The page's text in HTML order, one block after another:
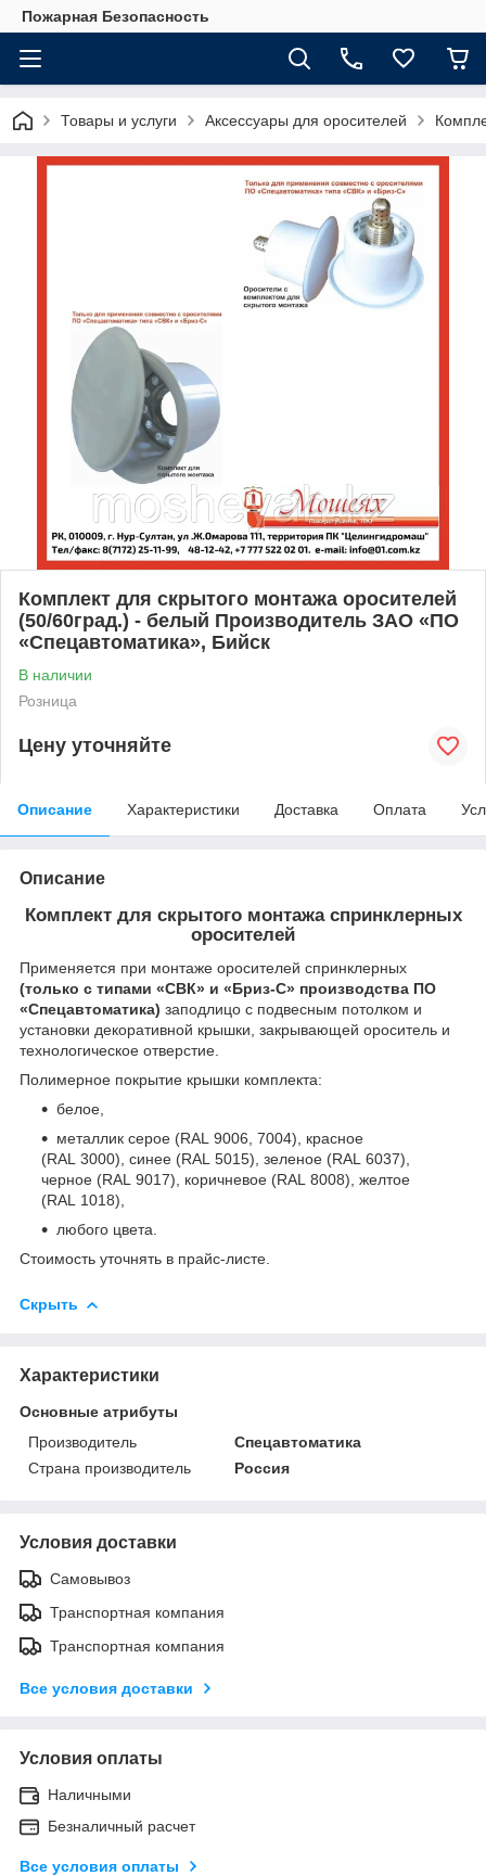
Пожарная Безопасность
Товары и услуги Аксессуары для оросителей
Комплект для скрытого монтажа оросителей
(50/60град.) - белый Производитель ЗАО «ПО
«Спецавтоматика», Бийск
В наличии
Розница
Цену уточняйте
Описание Характеристики Доставка Оплата
Описание
Комплект для скрытого монтажа спринклерных
оросителей
Применяется при монтаже оросителей спринклерных
(только с типами «СВК» и «Бриз-С» производства ПО
«Спецавтоматика) заподлицо с подвесным потолком и
установки декоративной крышки, закрывающей ороситель и
технологическое отверстие.
Полимерное покрытие крышки комплекта:
белое,
металлик серое (RAL 9006, 7004), красное
(RAL 3000), синее (RAL 5015), зеленое (RAL 6037),
черное (RAL 9017), коричневое (RAL 8008), желтое
(RAL 1018),
любого цвета.
Стоимость уточнять в прайс-листе.
Скрыть
Характеристики
Основные атрибуты
Производитель
Спецавтоматика
Страна производитель
Россия
Условия доставки
Самовывоз
Транспортная компания
Транспортная компания
Все условия доставки
Условия оплаты
Наличными
Безналичный расчет
Все условия оплаты